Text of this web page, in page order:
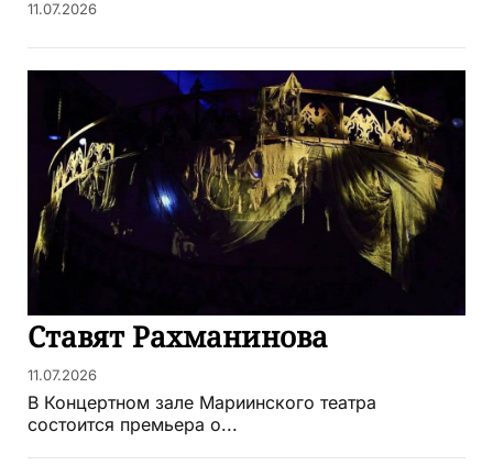
11.07.2026
Ставят Рахманинова
11.07.2026
В Концертном зале Мариинского театра
состоится премьера о...